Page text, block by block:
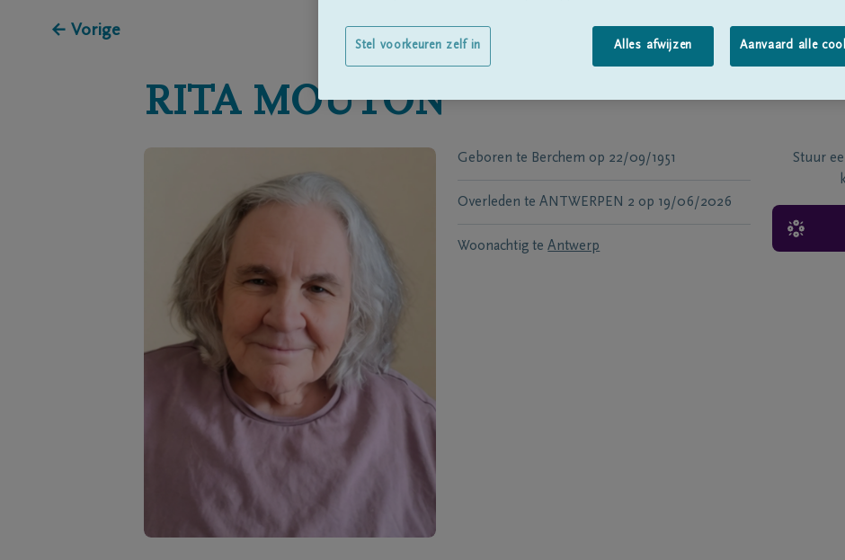
← Vorige
RITA MOUTON
Geboren te Berchem op 22/09/1951
Overleden te ANTWERPEN 2 op 19/06/2026
Woonachtig te Antwerp
Stuur
Alles afwijzen Aanvaard alle
Stel voorkeuren zelf in